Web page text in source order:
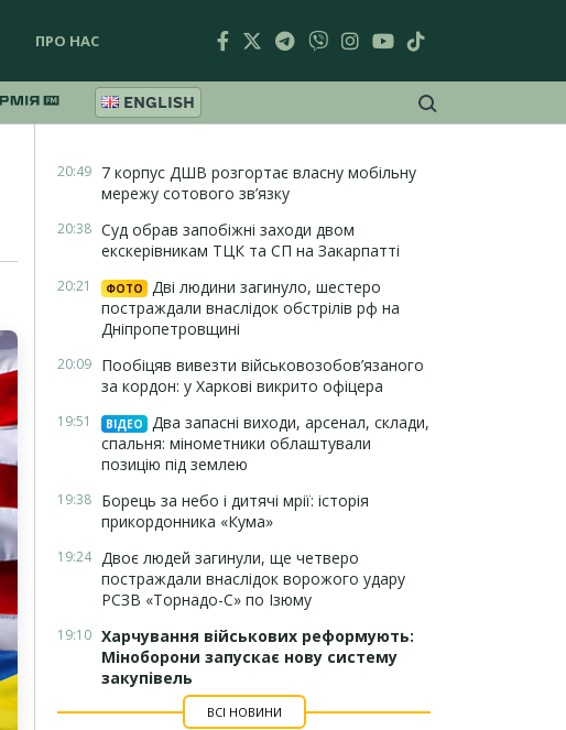
ПРО НАС
ENGLISH
20:49 7 корпус ДШВ розгортає власну мобільну
мережу сотового зв’язку
20:38 Суд обрав запобіжні заходи двом
екскерівникам ТЦК та СП на Закарпатті
20:21 ФОТО
Дві людини загинуло, шестеро
постраждали внаслідок обстрілів рф на
Дніпропетровщині
20:09 Пообіцяв вивезти військовозобов’язаного
за кордон: у Харкові викрито офіцера
19:51 ВІДЕО
Два запасні виходи, арсенал, склади,
спальня: мінометники облаштували
позицію під землею
19:38 Борець за небо і дитячі мрії: історія
прикордонника «Кума»
19:24 Двоє людей загинули, ще четверо
постраждали внаслідок ворожого удару
РСЗВ «Торнадо-С» по Ізюму
19:10 Харчування військових реформують:
Міноборони запускає нову систему
закупівель
ВСІ НОВИНИ